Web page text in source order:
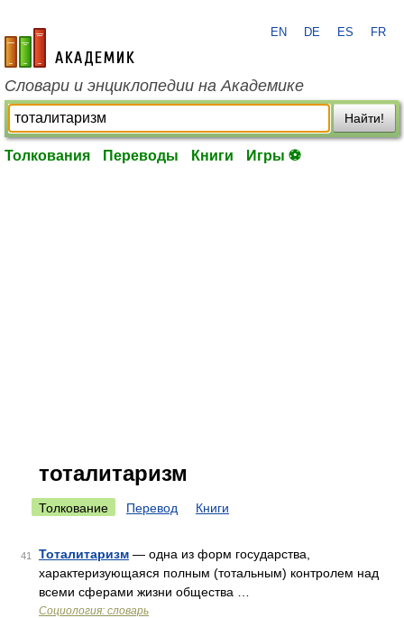
academic.ru
EN DE ES FR
Словари и энциклопедии на Академике
Найти!
Толкования Переводы Книги Игры ⚽
тоталитаризм
Толкование Перевод Книги
41 Тоталитаризм — одна из форм государства,
характеризующаяся полным (тотальным) контролем над
всеми сферами жизни общества …
Социология: словарь